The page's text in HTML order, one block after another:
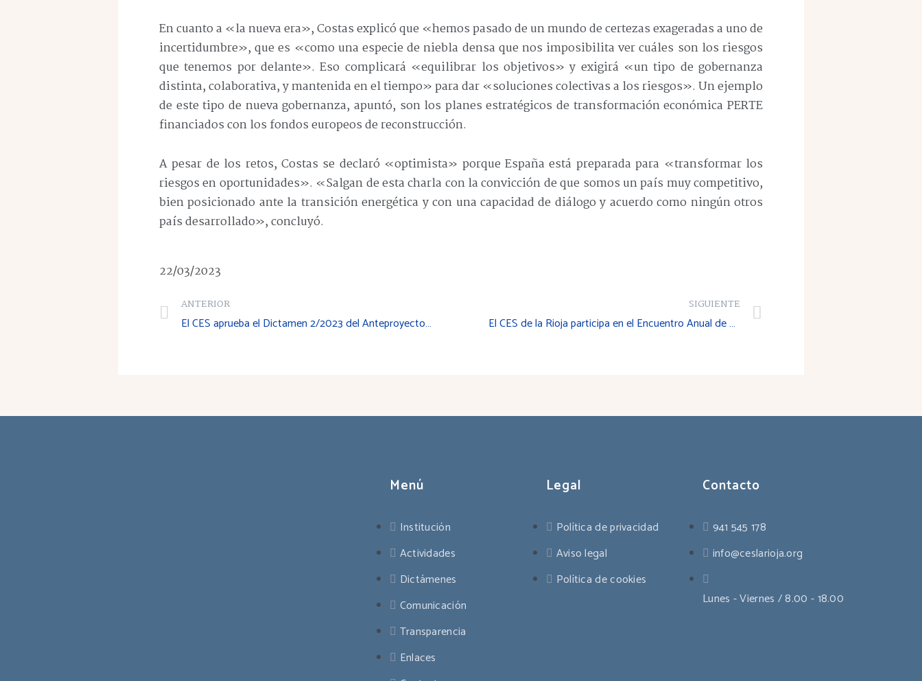
En cuanto a «la nueva era», Costas explicó que «hemos pasado de un mundo de certezas exageradas a uno de
incertidumbre», que es «como una especie de niebla densa que nos imposibilita ver cuáles son los riesgos
que tenemos por delante». Eso complicará «equilibrar los objetivos» y exigirá «un tipo de gobernanza
distinta, colaborativa, y mantenida en el tiempo» para dar «soluciones colectivas a los riesgos». Un ejemplo
de este tipo de nueva gobernanza, apuntó, son los planes estratégicos de transformación económica PERTE
financiados con los fondos europeos de reconstrucción.
A pesar de los retos, Costas se declaró «optimista» porque España está preparada para «transformar los
riesgos en oportunidades». «Salgan de esta charla con la convicción de que somos un país muy competitivo,
bien posicionado ante la transición energética y con una capacidad de diálogo y acuerdo como ningún otros
país desarrollado», concluyó.
22/03/2023
ANTERIOR
El CES aprueba el Dictamen 2/2023 del Anteproyecto de Ley de Participación Ciudadana
SIGUIENTE
El CES de la Rioja participa en el Encuentro Anual de Consejos Económicos y Sociales
Menú
Institución
Actividades
Dictámenes
Comunicación
Transparencia
Enlaces
Legal
Política de privacidad
Aviso legal
Política de cookies
Contacto
941 545 178
info@ceslarioja.org
Lunes - Viernes / 8.00 - 18.00